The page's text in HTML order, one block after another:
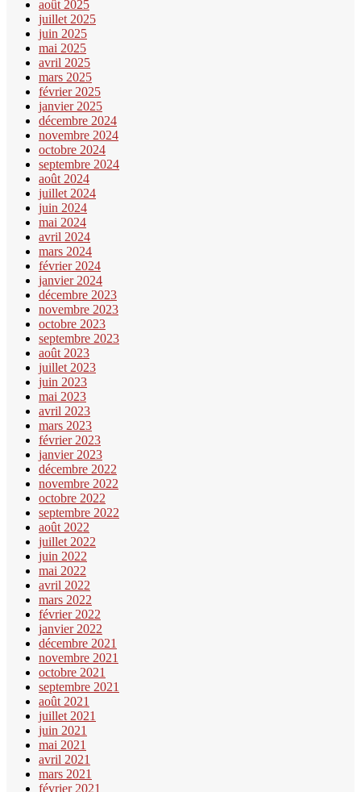
août 2025
juillet 2025
juin 2025
mai 2025
avril 2025
mars 2025
février 2025
janvier 2025
décembre 2024
novembre 2024
octobre 2024
septembre 2024
août 2024
juillet 2024
juin 2024
mai 2024
avril 2024
mars 2024
février 2024
janvier 2024
décembre 2023
novembre 2023
octobre 2023
septembre 2023
août 2023
juillet 2023
juin 2023
mai 2023
avril 2023
mars 2023
février 2023
janvier 2023
décembre 2022
novembre 2022
octobre 2022
septembre 2022
août 2022
juillet 2022
juin 2022
mai 2022
avril 2022
mars 2022
février 2022
janvier 2022
décembre 2021
novembre 2021
octobre 2021
septembre 2021
août 2021
juillet 2021
juin 2021
mai 2021
avril 2021
mars 2021
février 2021